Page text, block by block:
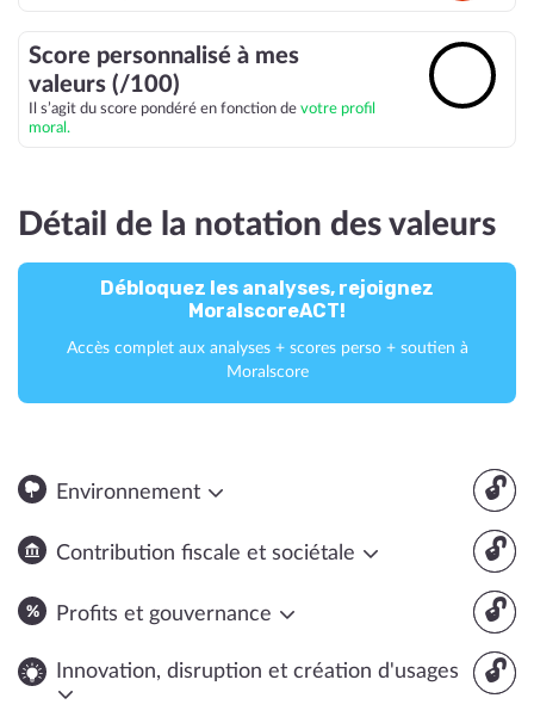
Score personnalisé à mes
valeurs (/100)
Il s’agit du score pondéré en fonction de votre profil
moral.
Détail de la notation des valeurs
Débloquez les analyses, rejoignez
MoralscoreACT!
Accès complet aux analyses + scores perso + soutien à
Moralscore
🔓
Environnement
🔓
Contribution fiscale et sociétale
🔓
Profits et gouvernance
🔓
Innovation, disruption et création d'usages